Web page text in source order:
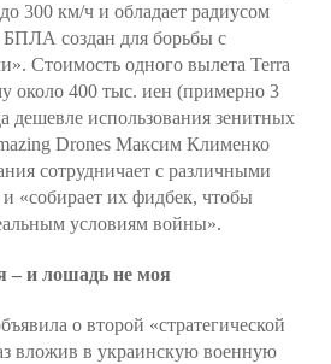
300 км/ч и обладает радиусом
БПЛА создан для борьбы с
Стоимость одного вылета Terra
около 400 тыс. иен (примерно 3
дешевле использования зенитных
Drones Максим Клименко
сотрудничает с различными
«собирает их фидбек, чтобы
условиям войны».
– и лошадь не моя
о второй «стратегической
вложив в украинскую военную